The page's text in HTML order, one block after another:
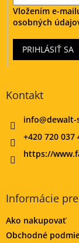
Vložením e-
osobných
PRIHLÁSIŤ SA
Kontakt
info@dewalt-
+420 720 037
https://
Informácie
Ako nakupovať
Obchodné